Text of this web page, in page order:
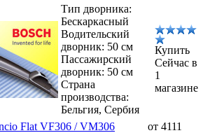
Тип дворника:
Бескаркасный
Водительский
дворник: 50 см
Пассажирский
дворник: 50 см
Страна
производства:
Бельгия, Сербия
Купить
Сейчас в
1
магазине
Flat VF306 / VM306
от 4111